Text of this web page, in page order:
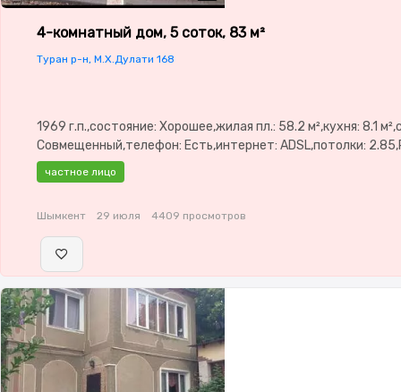
4-комнатный дом, 5 соток, 83 м²
Туран р-н, М.Х.Дулати 168
1969 г.п.,состояние: Хорошее,жилая пл.: 58.2 м²,кухня: 8.1
Совмещенный,телефон: Есть,интернет: ADSL,потолки:
окнах,Навес,Баня,Сад,Хозпостройки
частное лицо
Шымкент 29 июля 4409 просмотров